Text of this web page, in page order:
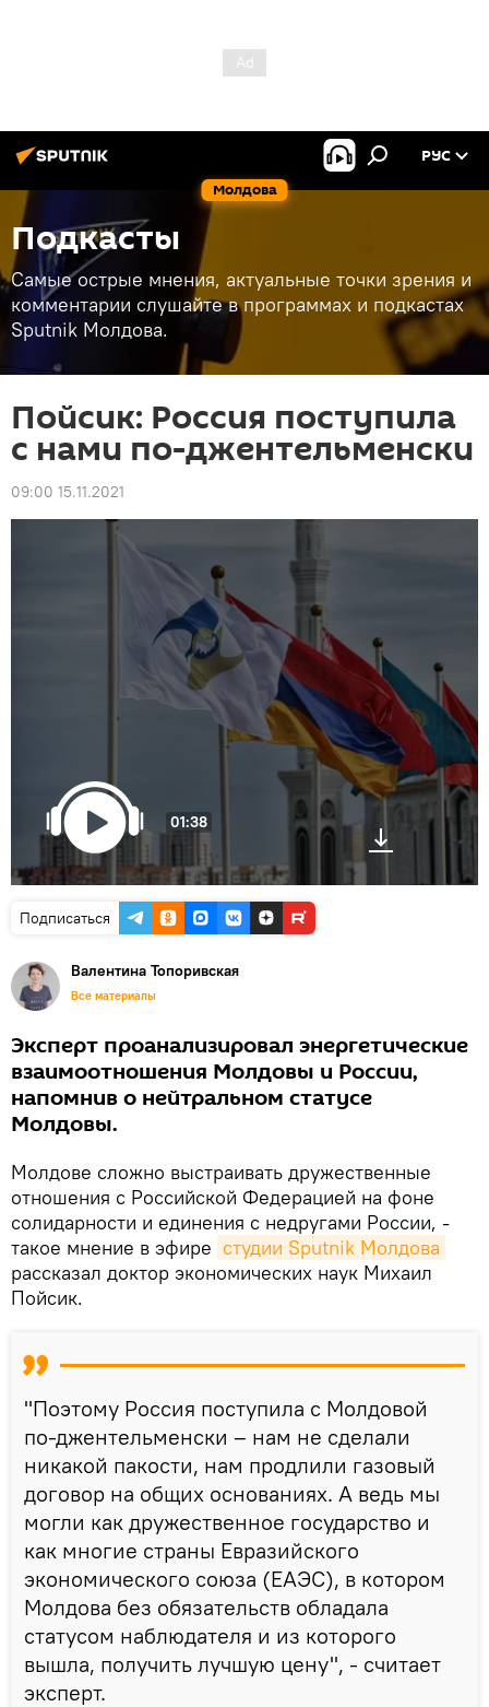
Молдова
РУС
Подкасты
Самые острые мнения, актуальные точки зрения и
комментарии слушайте в программах и подкастах
Sputnik Молдова.
Пойсик: Россия поступила
с нами по-джентельменски
09:00 15.11.2021
01:38
Подписаться
Валентина Топоривская
Все материалы
Эксперт проанализировал энергетические
взаимоотношения Молдовы и России,
напомнив о нейтральном статусе
Молдовы.
Молдове сложно выстраивать дружественные
отношения с Российской Федерацией на фоне
солидарности и единения с недругами России, -
такое мнение в эфире студии Sputnik Молдова
рассказал доктор экономических наук Михаил
Пойсик.
"Поэтому Россия поступила с Молдовой
по-джентельменски – нам не сделали
никакой пакости, нам продлили газовый
договор на общих основаниях. А ведь мы
могли как дружественное государство и
как многие страны Евразийского
экономического союза (ЕАЭС), в котором
Молдова без обязательств обладала
статусом наблюдателя и из которого
вышла, получить лучшую цену", - считает
эксперт.